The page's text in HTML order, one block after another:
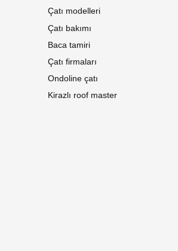
Çatı modelleri
Çatı bakımı
Baca tamiri
Çatı firmaları
Ondoline çatı
Kirazlı roof master